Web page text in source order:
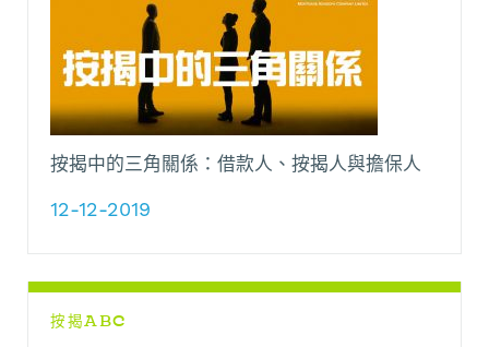
按揭中的三角關係：借款人、按揭人與擔保人
12-12-2019
按揭ABC